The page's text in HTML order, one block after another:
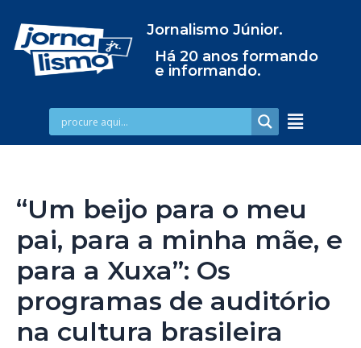
Jornalismo Júnior.
Há 20 anos formando
e informando.
“Um beijo para o meu
pai, para a minha mãe, e
para a Xuxa”: Os
programas de auditório
na cultura brasileira